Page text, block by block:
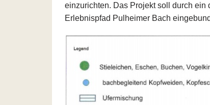
einzurichten. Das Projekt soll durch
Erlebnispfad Pulheimer Bach